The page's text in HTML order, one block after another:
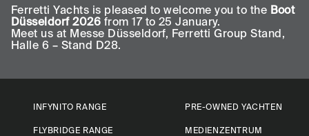
Ferretti Yachts is pleased to welcome you to the Boot
Düsseldorf 2026 from 17 to 25 January.
Meet us at Messe Düsseldorf, Ferretti Group Stand,
Halle 6 – Stand D28.
INFYNITO RANGE
FLYBRIDGE RANGE
PRE-OWNED YACHTEN
MEDIENZENTRUM